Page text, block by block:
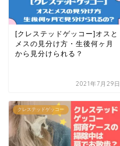
[クレステッドゲッコー]オスと
メスの見分け方・生後何ヶ月
から見分けられる？
2021年7月29日
クレステッドゲッコー